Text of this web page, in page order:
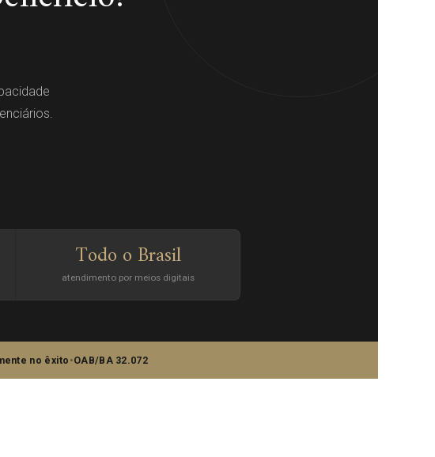
Todo o Brasil
atendimento por meios digitais
no êxito•OAB/BA 32.072